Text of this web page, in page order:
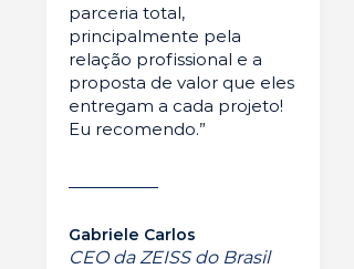
parceria total,
principalmente pela
relação profissional e a
proposta de valor que eles
entregam a cada projeto!
Eu recomendo.”
Gabriele Carlos
CEO da ZEISS do Brasil